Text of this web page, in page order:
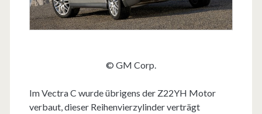
© GM Corp.
Im Vectra C wurde übrigens der Z22YH Motor
verbaut, dieser Reihenvierzylinder verträgt